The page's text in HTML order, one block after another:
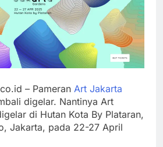
Pembangunan
Desa
PM Singapura:
Suka
Bertindak
Tanpa Pikir
Panjang
Pelatihan
Manajer
Kopdes Telan
Setara
Menyekolahkan
2.000 Dokter
10 Provinsi
dengan
Jumlah PHK
– Pameran Art Jakarta
digelar. Nantinya Art
di Hutan Kota By Plataran,
Jakarta, pada 22-27 April